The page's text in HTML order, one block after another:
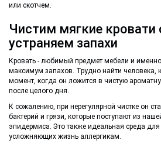
или скотчем.
Чистим мягкие кровати
устраняем запахи
Кровать - любимый предмет мебели и именно
максимум запахов. Трудно найти человека,
момент, когда он ложится в чистую
после целого дня.
К сожалению, при нерегулярной чистке он
бактерий и грязи, которые поступают из
эпидермиса. Это также идеальная среда для
усложняющих жизнь аллергикам.